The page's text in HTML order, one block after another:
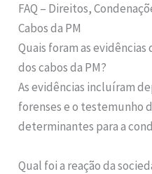
FAQ – Direitos,
Cabos da PM
Quais foram as
dos cabos da PM?
As evidências incluíram
forenses e o testemunho
determinantes para a
Qual foi a reação da